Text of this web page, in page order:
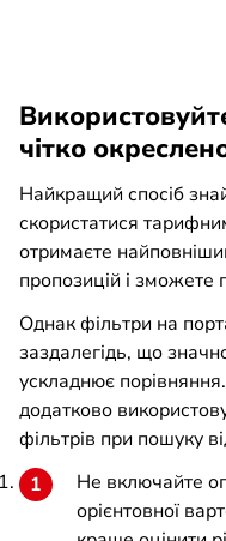
чітко
Найкращий спосіб
скористатися
отримаєте
пропозицій і зможете
Однак фільтри на
заздалегідь, що
ускладнює
додатково
фільтрів при пошуку
Не включайте
орієнтовної